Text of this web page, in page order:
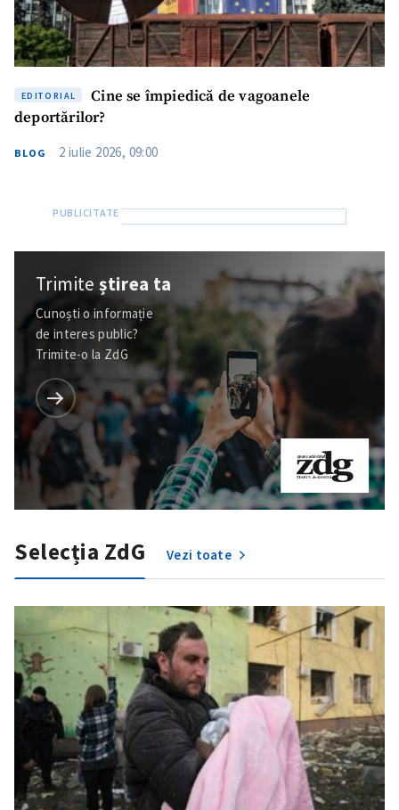
EDITORIAL
Cine se împiedică de vagoanele
deportărilor?
BLOG 2 iulie 2026, 09:00
Trimiteștirea ta
Cunoști o informație
de interes public?
Trimite-o la ZdG
Selecția ZdG Vezi toate